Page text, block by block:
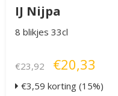
IJ Nijpa
8 blikjes 33cl
€23,92 €20,33
€3,59 korting (15%)